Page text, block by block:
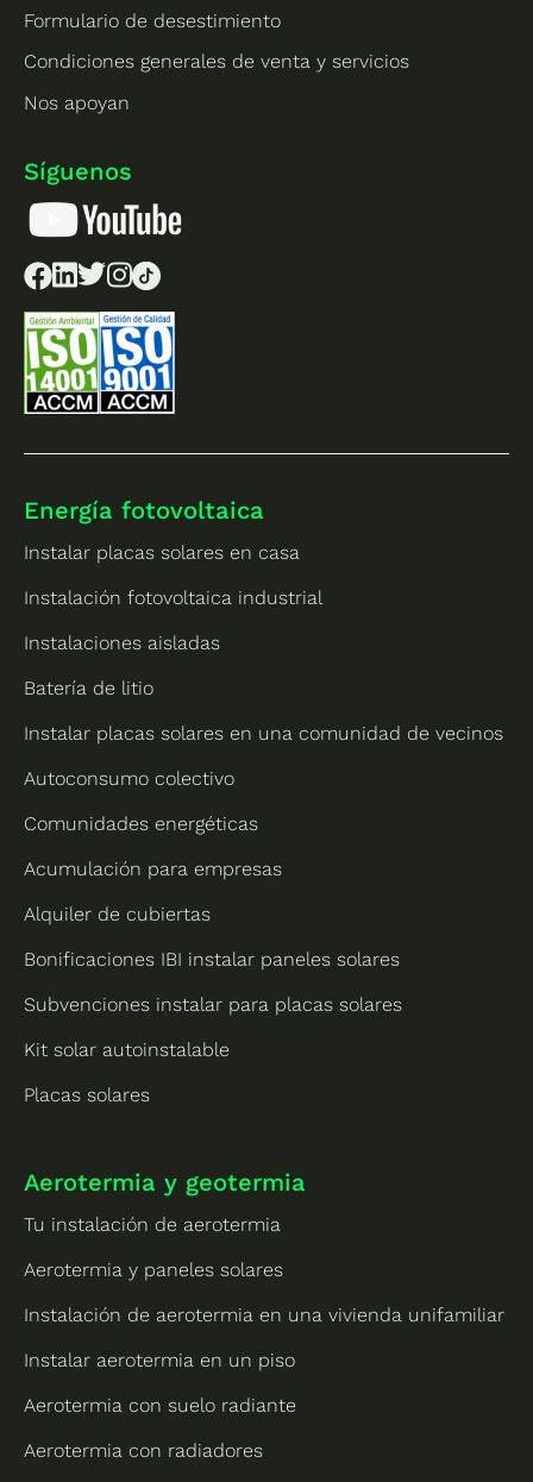
Formulario de desestimiento
Condiciones generales de venta y servicios
Nos apoyan
Síguenos
Energía fotovoltaica
Instalar placas solares en casa
Instalación fotovoltaica industrial
Instalaciones aisladas
Batería de litio
Instalar placas solares en una comunidad de vecinos
Autoconsumo colectivo
Comunidades energéticas
Acumulación para empresas
Alquiler de cubiertas
Bonificaciones IBI instalar paneles solares
Subvenciones instalar para placas solares
Kit solar autoinstalable
Placas solares
Aerotermia y geotermia
Tu instalación de aerotermia
Aerotermia y paneles solares
Instalación de aerotermia en una vivienda unifamiliar
Instalar aerotermia en un piso
Aerotermia con suelo radiante
Aerotermia con radiadores